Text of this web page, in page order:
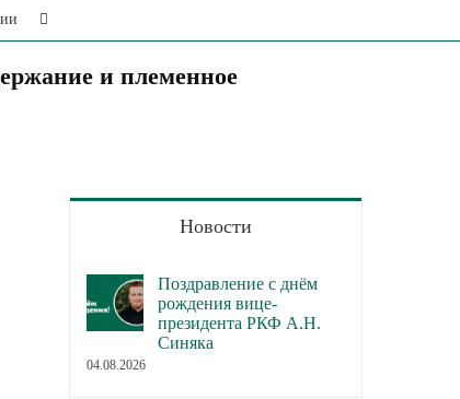
и племенное
Новости
Поздравление с днём
рождения вице-
президента РКФ А.Н.
Синяка
04.08.2026